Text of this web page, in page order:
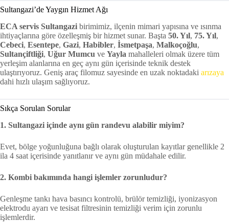
Sultangazi’de Yaygın Hizmet Ağı
ECA servis Sultangazi birimimiz, ilçenin mimari yapısına ve ısınma
ihtiyaçlarına göre özelleşmiş bir hizmet sunar. Başta 50. Yıl, 75. Yıl,
Cebeci, Esentepe, Gazi, Habibler, İsmetpaşa, Malkoçoğlu,
Sultançiftliği, Uğur Mumcu ve Yayla mahalleleri olmak üzere tüm
yerleşim alanlarına en geç aynı gün içerisinde teknik destek
ulaştırıyoruz. Geniş araç filomuz sayesinde en uzak noktadaki arızaya
dahi hızlı ulaşım sağlıyoruz.
Sıkça Sorulan Sorular
1. Sultangazi içinde aynı gün randevu alabilir miyim?
Evet, bölge yoğunluğuna bağlı olarak oluşturulan kayıtlar genellikle 2
ila 4 saat içerisinde yanıtlanır ve aynı gün müdahale edilir.
2. Kombi bakımında hangi işlemler zorunludur?
Genleşme tankı hava basıncı kontrolü, brülör temizliği, iyonizasyon
elektrodu ayarı ve tesisat filtresinin temizliği verim için zorunlu
işlemlerdir.